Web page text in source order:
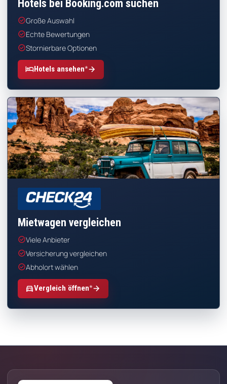
Hotels bei Booking.com suchen
check_circleGroße Auswahl
check_circleEchte Bewertungen
check_circleStornierbare Optionen
hotelHotels ansehen*arrow_forward
CHECK24
Mietwagen vergleichen
check_circleViele Anbieter
check_circleVersicherung vergleichen
check_circleAbholort wählen
directions_carVergleich öffnen*arrow_forward